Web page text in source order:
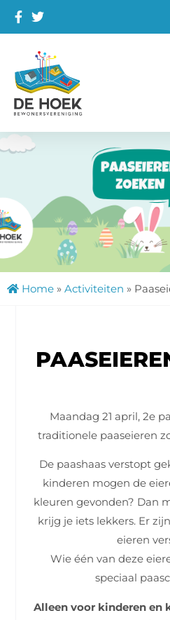
Home » Activiteiten »
Maandag 21 april, 2e
traditionele paaseieren
De paashaas verstopt
kinderen mogen de
kleuren gevonden? Dan
krijg je iets lekkers. Er
eieren
Wie één van deze
speciaal
Alleen voor kinderen en